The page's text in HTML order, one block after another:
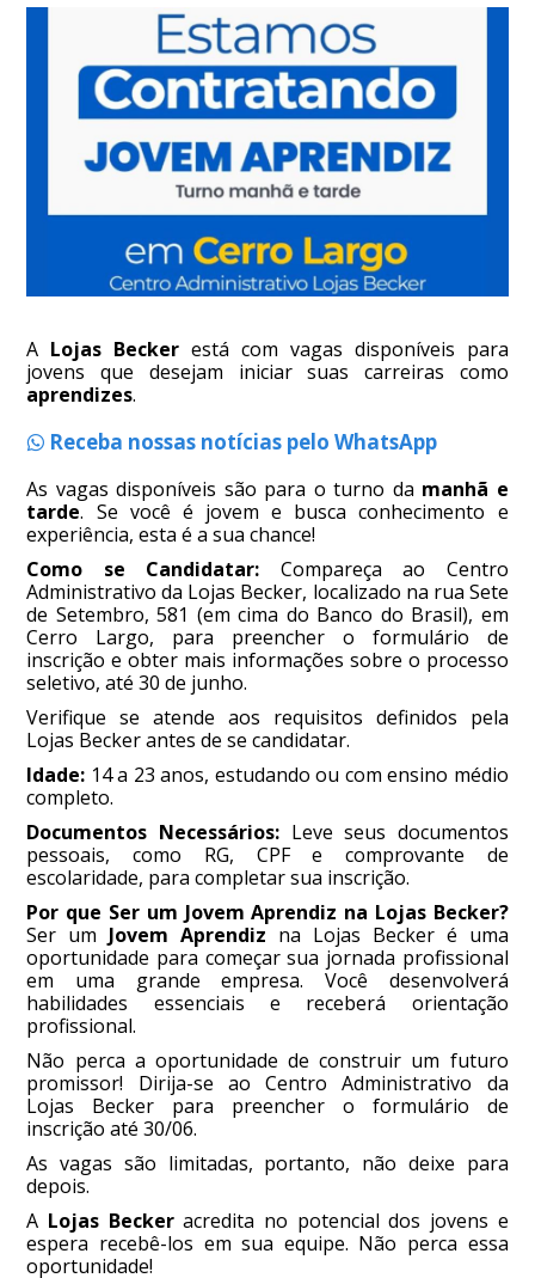
A Lojas Becker está com vagas disponíveis para
jovens que desejam iniciar suas carreiras como
aprendizes.
Receba nossas notícias pelo WhatsApp
As vagas disponíveis são para o turno da manhã e
tarde. Se você é jovem e busca conhecimento e
experiência, esta é a sua chance!
Como se Candidatar: Compareça ao Centro
Administrativo da Lojas Becker, localizado na rua Sete
de Setembro, 581 (em cima do Banco do Brasil), em
Cerro Largo, para preencher o formulário de
inscrição e obter mais informações sobre o processo
seletivo, até 30 de junho.
Verifique se atende aos requisitos definidos pela
Lojas Becker antes de se candidatar.
Idade: 14 a 23 anos, estudando ou com ensino médio
completo.
Documentos Necessários:Leve seus documentos
pessoais, como RG, CPF e comprovante de
escolaridade, para completar sua inscrição.
Por que Ser um Jovem Aprendiz na Lojas Becker?
Ser um Jovem Aprendiz na Lojas Becker é uma
oportunidade para começar sua jornada profissional
em uma grande empresa. Você desenvolverá
habilidades essenciais e receberá orientação
profissional.
Não perca a oportunidade de construir um futuro
promissor! Dirija-se ao Centro Administrativo da
Lojas Becker para preencher o formulário de
inscrição até 30/06.
As vagas são limitadas, portanto, não deixe para
depois.
A Lojas Beckeracredita no potencial dos jovens e
espera recebê-los em sua equipe. Não perca essa
oportunidade!